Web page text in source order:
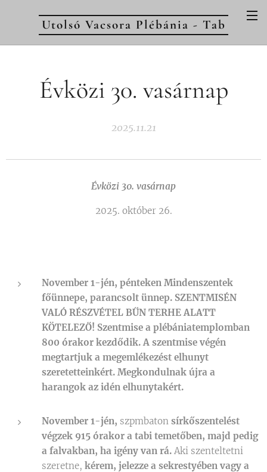
Utolsó Vacsora Plébánia - Tab
Évközi 30. vasárnap
2025.11.21
Évközi 30. vasárnap
2025. október 26.
November 1-jén, pénteken Mindenszentek
főünnepe, parancsolt ünnep. SZENTMISÉN
VALÓ RÉSZVÉTEL BŰN TERHE ALATT
KÖTELEZŐ! Szentmise a plébániatemplomban
800 órakor kezdődik. A szentmise végén
megtartjuk a megemlékezést elhunyt
szeretetteinkért. Megkondulnak újra a
harangok az idén elhunytakért.
November 1-jén, szpmbaton sírkőszentelést
végzek 915 órakor a tabi temetőben, majd pedig
a falvakban, ha igény van rá. Aki szenteltetni
szeretne, kérem, jelezze a sekrestyében vagy a